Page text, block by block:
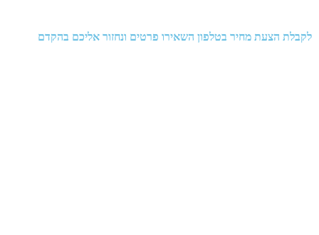
לקבלת הצעת מחיר בטלפון השאירו פרטים ונחזור אליכם בהקדם